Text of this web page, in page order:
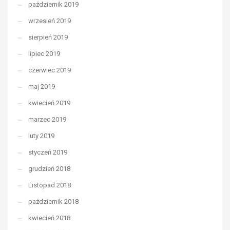
październik 2019
wrzesień 2019
sierpień 2019
lipiec 2019
czerwiec 2019
maj 2019
kwiecień 2019
marzec 2019
luty 2019
styczeń 2019
grudzień 2018
Listopad 2018
październik 2018
kwiecień 2018